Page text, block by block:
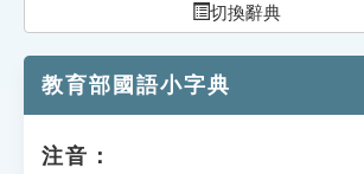
切換辭典
教育部國語小字典
注音：